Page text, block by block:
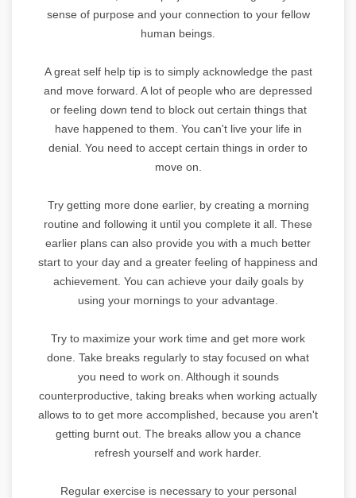
sense of purpose and your connection to your fellow
human beings.
A great self help tip is to simply acknowledge the past
and move forward. A lot of people who are depressed
or feeling down tend to block out certain things that
have happened to them. You can't live your life in
denial. You need to accept certain things in order to
move on.
Try getting more done earlier, by creating a morning
routine and following it until you complete it all. These
earlier plans can also provide you with a much better
start to your day and a greater feeling of happiness and
achievement. You can achieve your daily goals by
using your mornings to your advantage.
Try to maximize your work time and get more work
done. Take breaks regularly to stay focused on what
you need to work on. Although it sounds
counterproductive, taking breaks when working actually
allows to to get more accomplished, because you aren't
getting burnt out. The breaks allow you a chance
refresh yourself and work harder.
Regular exercise is necessary to your personal